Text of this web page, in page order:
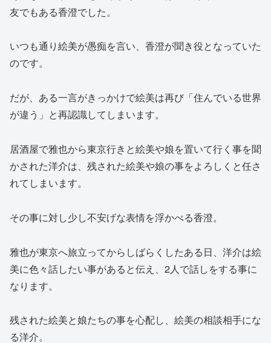
友でもある香澄でした。
いつも通り絵美が愚痴を言い、香澄が聞き役となっていた
のです。
だが、ある一言がきっかけで絵美は再び「住んでいる世界
が違う」と再認識してしまいます。
居酒屋で雅也から東京行きと絵美や娘を置いて行く事を聞
かされた洋介は、残された絵美や娘の事をよろしくと任さ
れてしまいます。
その事に対し少し不安げな表情を浮かべる香澄。
雅也が東京へ旅立ってからしばらくしたある日、洋介は絵
美に色々話したい事があると伝え、2人で話しをする事に
なります。
残された絵美と娘たちの事を心配し、絵美の相談相手にな
る洋介。